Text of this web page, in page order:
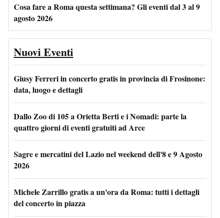
Cosa fare a Roma questa settimana? Gli eventi dal 3 al 9
agosto 2026
Nuovi Eventi
Giusy Ferreri in concerto gratis in provincia di Frosinone:
data, luogo e dettagli
Dallo Zoo di 105 a Orietta Berti e i Nomadi: parte la
quattro giorni di eventi gratuiti ad Arce
Sagre e mercatini del Lazio nel weekend dell'8 e 9 Agosto
2026
Michele Zarrillo gratis a un'ora da Roma: tutti i dettagli
del concerto in piazza